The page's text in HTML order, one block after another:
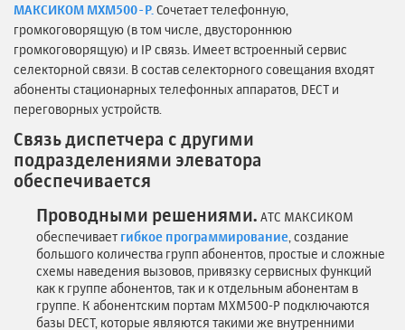
МАКСИКОМ MXM500-P. Сочетает телефонную,
громкоговорящую (в том числе, двустороннюю
громкоговорящую) и IP связь. Имеет встроенный сервис
селекторной связи. В состав селекторного совещания входят
абоненты стационарных телефонных аппаратов, DECT и
переговорных устройств.
Связь диспетчера с другими
подразделениями элеватора
обеспечивается
Проводными решениями. АТС МАКСИКОМ
обеспечивает гибкое программирование , создание
большого количества групп абонентов, простые и сложные
схемы наведения вызовов, привязку сервисных функций
как к группе абонентов, так и к отдельным абонентам в
группе. К абонентским портам MXM500-P подключаются
базы DECT, которые являются такими же внутренними